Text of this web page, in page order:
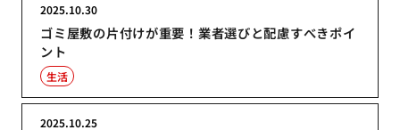
ゴミ屋敷の片付けが重要！業者選びと配慮すべきポイ
ント
2025.10.30
生活
2025.10.25